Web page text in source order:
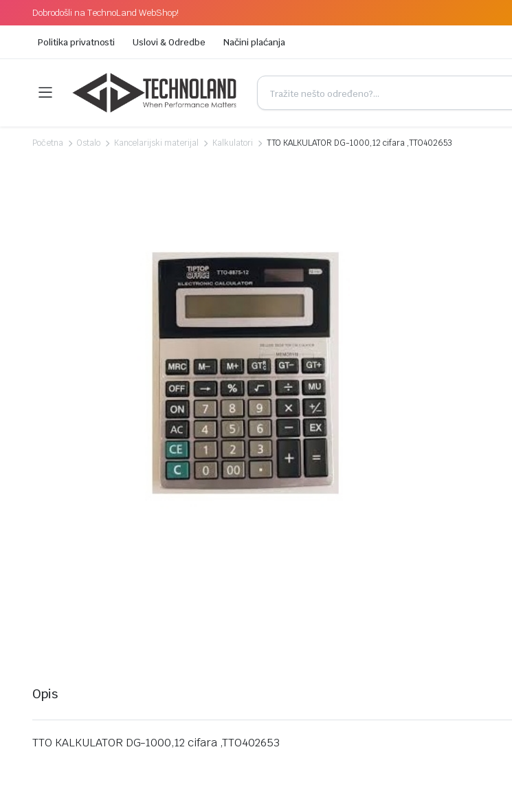
Dobrodošli na TechnoLand WebShop!
Politika privatnosti Uslovi & Odredbe Načini plaćanja
Početna Ostalo Kancelarijski materijal Kalkulatori TTO KALKULATOR DG-1000,12 cifara ,TTO402653
Opis
TTO KALKULATOR DG-1000,12 cifara ,TTO402653